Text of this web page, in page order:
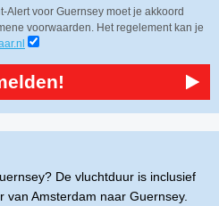
Alert voor Guernsey moet je akkoord
voorwaarden. Het regelement kan je
De vluchtduur is inclusief
van Amsterdam naar Guernsey.